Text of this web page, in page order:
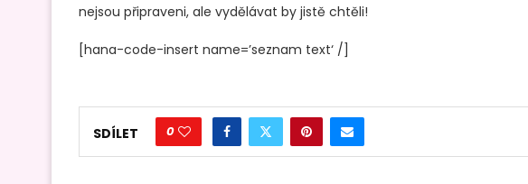
nejsou připraveni, ale vydělávat by jistě chtěli!
[hana-code-insert name=’seznam text‘ /]
SDÍLET 0